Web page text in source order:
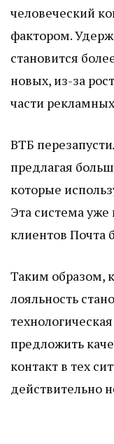
человеческий
фактором.
становится
новых, из-за
части
ВТБ
предлагая
которые
Эта система
клиентов Почта
Таким образом,
лояльность
предложить
контакт в тех
действительно